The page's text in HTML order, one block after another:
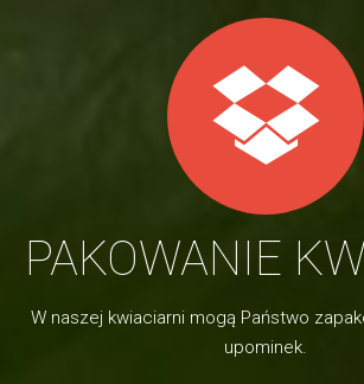
PAKOWANIE
W naszej kwiaciarni mogą Państwo
upominek.